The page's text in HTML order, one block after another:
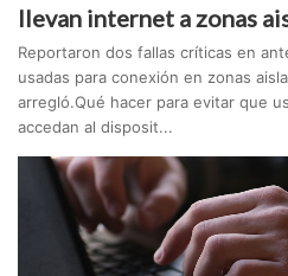
llevan internet a zonas
Reportaron dos fallas críticas en
usadas para conexión en zonas
arregló.Qué hacer para evitar que
accedan al disposit...